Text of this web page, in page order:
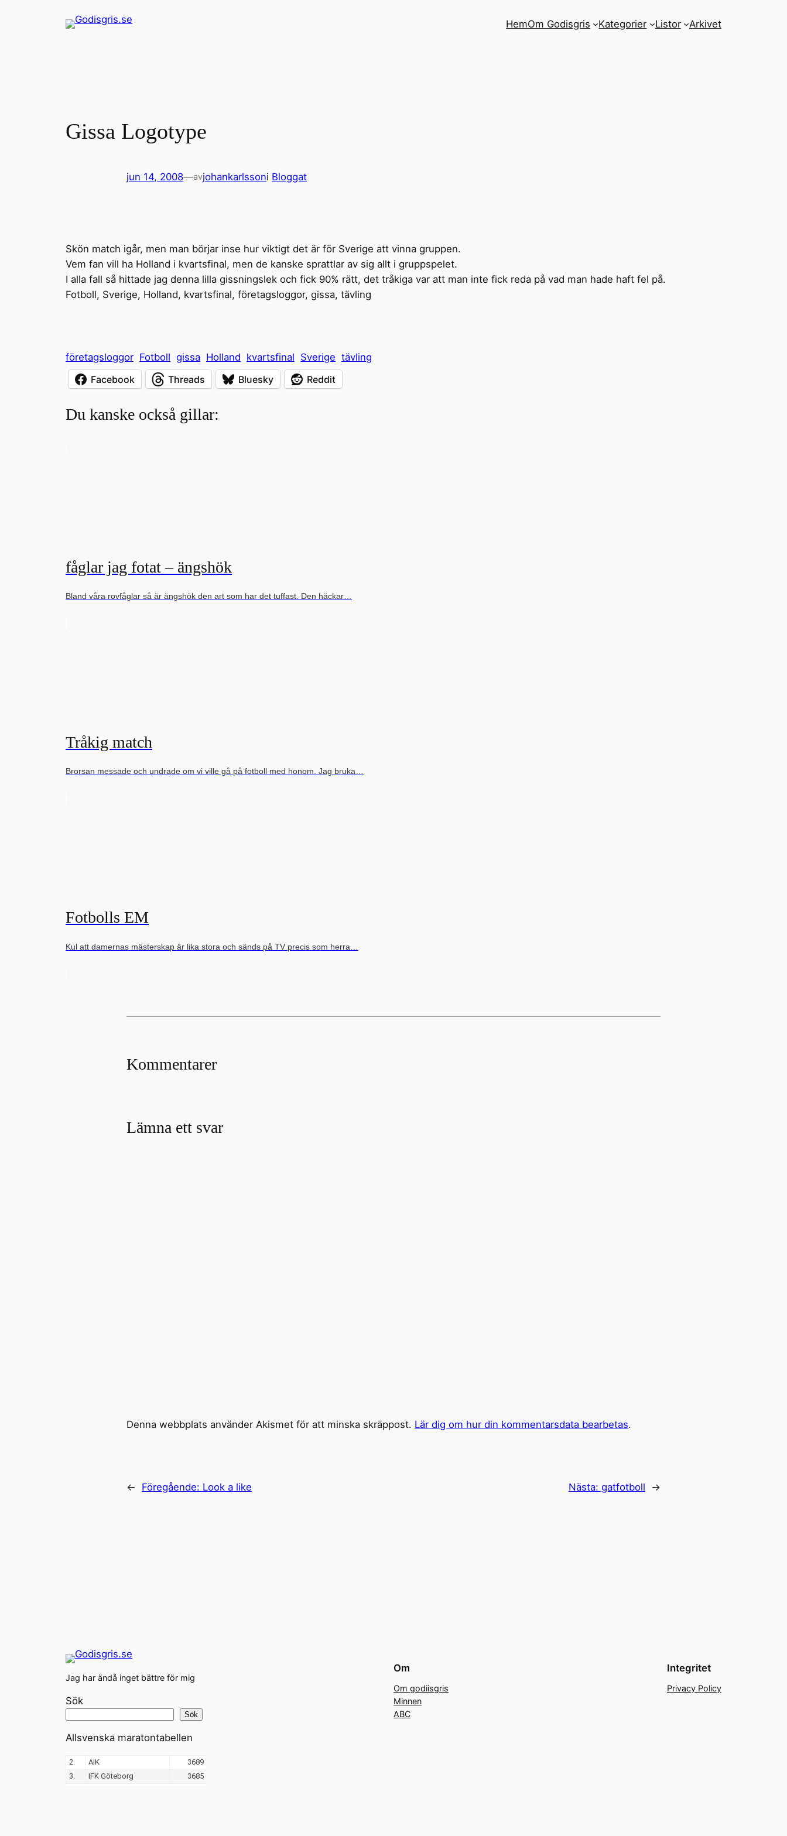
HemOm Godisgris Kategorier Listor Arkivet
Gissa Logotype
jun 14, 2008—avjohankarlssoni Bloggat
Skön match igår, men man börjar inse hur viktigt det är för Sverige att vinna gruppen.
Vem fan vill ha Holland i kvartsfinal, men de kanske sprattlar av sig allt i gruppspelet.
I alla fall så hittade jag denna lilla gissningslek och fick 90% rätt, det tråkiga var att man inte fick reda på vad man hade haft fel på.
Fotboll, Sverige, Holland, kvartsfinal, företagsloggor, gissa, tävling
företagsloggor Fotboll gissa Holland kvartsfinal Sverige tävling
Facebook
Threads Bluesky Reddit
Du kanske också gillar:
fåglar jag fotat – ängshök
Bland våra rovfåglar så är ängshök den art som har det tuffast. Den häckar…
Tråkig match
Brorsan messade och undrade om vi ville gå på fotboll med honom. Jag bruka…
Fotbolls EM
Kul att damernas mästerskap är lika stora och sänds på TV precis som herra…
Kommentarer
Lämna ett svar
Denna webbplats använder Akismet för att minska skräppost. Lär dig om hur din kommentarsdata bearbetas.
← Föregående: Look a like Nästa: gatfotboll →
Jag har ändå inget bättre för mig
Sök
Sök
Om
Om godiisgris
Minnen
ABC
Integritet
Privacy Policy
Allsvenska maratontabellen